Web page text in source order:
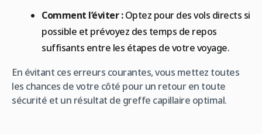
Comment l’éviter :Optez pour des vols directs si
possible et prévoyez des temps de repos
suffisants entre les étapes de votre voyage.
En évitant ces erreurs courantes, vous mettez toutes
les chances de votre côté pour un retour en toute
sécurité et un résultat de greffe capillaire optimal.